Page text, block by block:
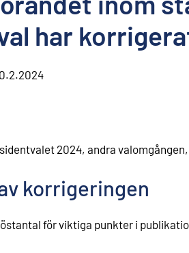
har
2024, andra
korrigeringen
för viktiga punkter i